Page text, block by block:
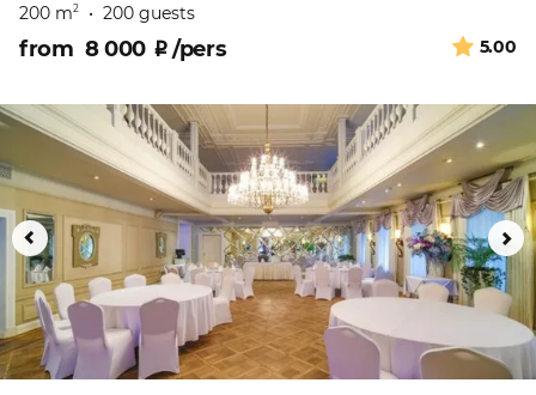
200 m2 • 200 guests
5.00
from 8 000 ₽/pers